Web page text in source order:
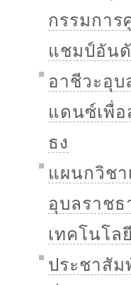
กรรมการ
แชมป์อัน
อาชีวะอุบ
แดนซ์เพื่
ธง
แผนกวิช
อุบลราช
เทคโนโ
ประชาสั